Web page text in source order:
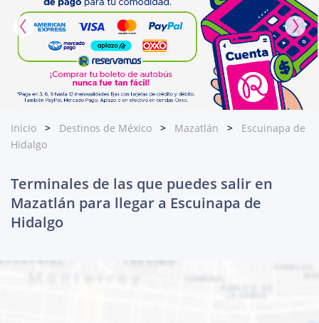
Inicio Destinos de México Mazatlán
Escuinapa de
Hidalgo
Terminales de las que puedes salir en
Mazatlán para llegar a Escuinapa de
Hidalgo